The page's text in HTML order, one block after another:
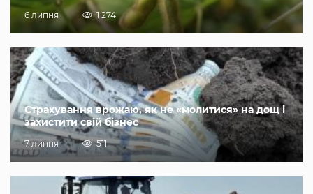
6 липня 1 274
Страхування врожаю, як не «молитися» на дощ і
захистити свій бізнес
7 липня 511